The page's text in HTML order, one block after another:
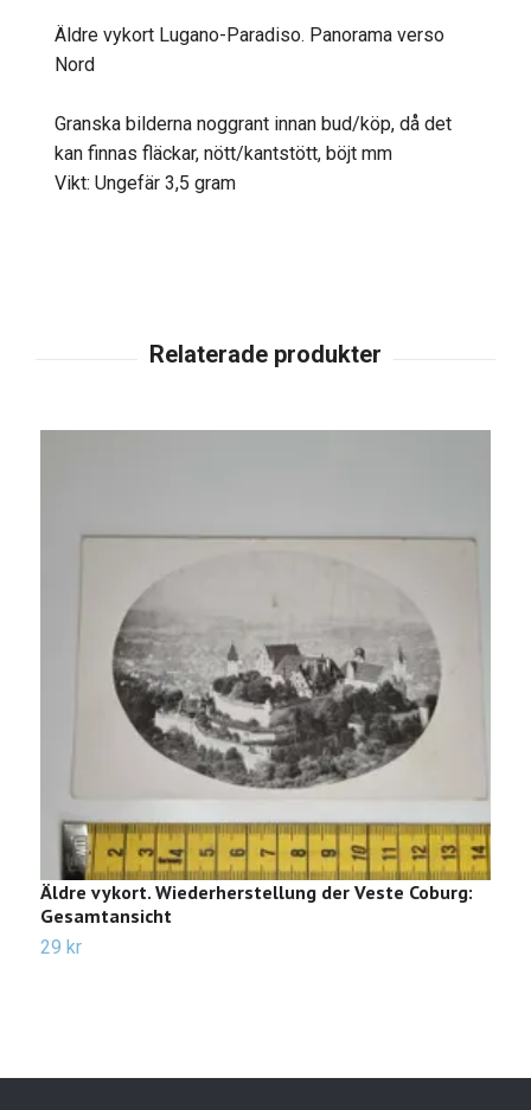
Äldre vykort Lugano-Paradiso. Panorama verso
Nord
Granska bilderna noggrant innan bud/köp, då det
kan finnas fläckar, nött/kantstött, böjt mm
Vikt: Ungefär 3,5 gram
Äldre vykort. Wiederherstellung der Veste Coburg:
Gesamtansicht
29 kr